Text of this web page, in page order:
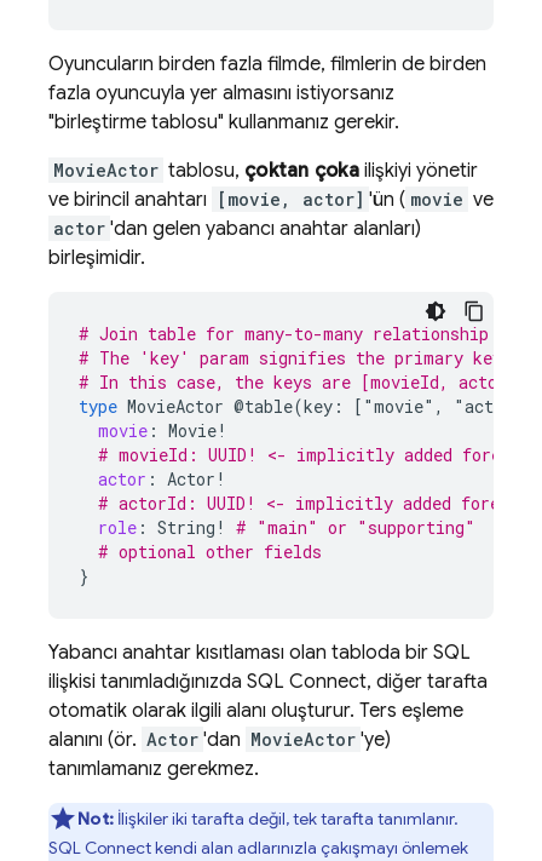
Oyuncuların birden fazla filmde, filmlerin de birden
fazla oyuncuyla yer almasını istiyorsanız
"birleştirme tablosu" kullanmanız gerekir.
MovieActor tablosu, çoktan çokailişkiyi yönetir
ve birincil anahtarı
[movie, actor] 'ün ( movie ve
actor 'dan gelen yabancı anahtar alanları)
birleşimidir.
# Join table for many-to-many relationship for
# The 'key' param signifies the primary keys
# In this case, the keys are [movieId,
type MovieActor @table(key: ["movie" ,
movie : Movie!
# movieId: UUID! <- implicitly added
actor : Actor !
# actorId: UUID! <- implicitly added foreign
role : String !
# "main" or "supporting"
# optional other fields
}
Yabancı anahtar kısıtlaması olan tabloda bir SQL
ilişkisi tanımladığınızda SQL Connect, diğer tarafta
otomatik olarak ilgili alanı oluşturur. Ters eşleme
alanını (ör. Actor 'dan MovieActor 'ye)
tanımlamanız gerekmez.
Not: İlişkiler iki tarafta değil, tek tarafta tanımlanır.
SQL Connectkendi alan adlarınızla çakışmayı önlemek